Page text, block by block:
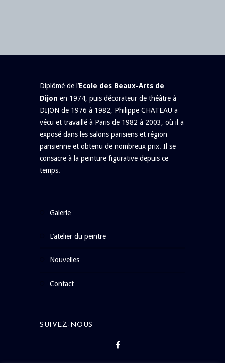
Diplômé de l’Ecole des Beaux-Arts de
Dijon en 1974, puis décorateur de théâtre à
DIJON de 1976 à 1982, Philippe CHATEAU a
vécu et travaillé à Paris de 1982 à 2003, où il a
exposé dans les salons parisiens et région
parisienne et obtenu de nombreux prix. Il se
consacre à la peinture figurative depuis ce
temps.
galerie
l’atelier du peintre
nouvelles
contact
SUIVEZ-NOUS